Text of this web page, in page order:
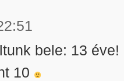
bele: 13 éve!
10